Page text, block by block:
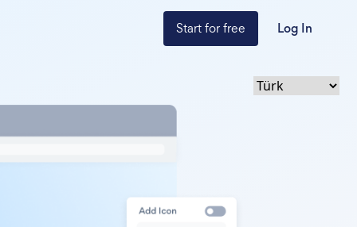
Start for free Log In